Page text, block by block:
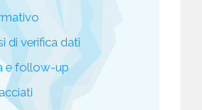
di verifica dati
e follow-up